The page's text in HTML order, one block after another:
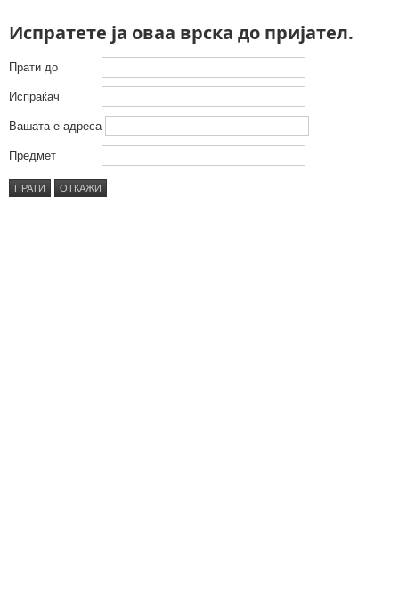
Испратете ја оваа врска до пријател.
Прати до
Испраќач
Вашата е-адреса
Предмет
ПРАТИ ОТКАЖИ